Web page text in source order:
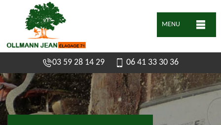
MENU
03 59 28 14 29 06 41 33 30 36